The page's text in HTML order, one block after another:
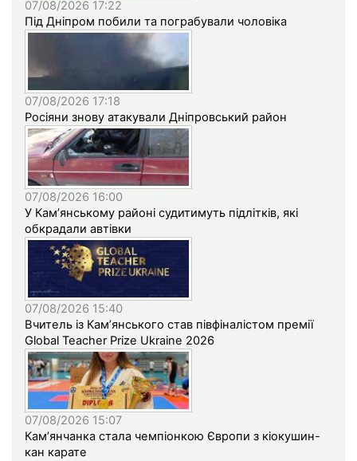
07/08/2026 17:22
Під Дніпром побили та пограбували чоловіка
07/08/2026 17:18
Росіяни знову атакували Дніпровський район
07/08/2026 16:00
У Кам’янському районі судитимуть підлітків, які
обкрадали автівки
07/08/2026 15:40
Вчитель із Кам’янського став півфіналістом премії
Global Teacher Prize Ukraine 2026
07/08/2026 15:07
Кам’янчанка стала чемпіонкою Європи з кіокушин-
кан карате